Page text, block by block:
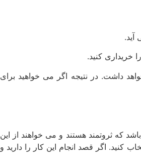
خریداری کنید.
داشت. در نتیجه اگر می‌ خواهید برای
که ثروتمند هستند و می‌ خواهند از این
کنید. اگر قصد انجام این کار را دارید و